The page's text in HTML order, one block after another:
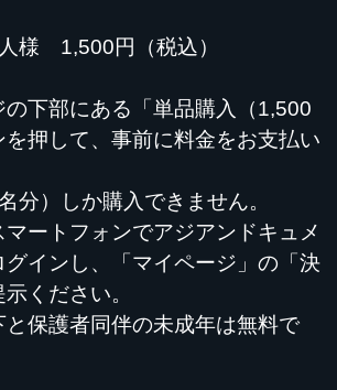
様 1,500円（税込）
下部にある「単品購入（1,500
を押して、事前に料金をお支払い
）しか購入できません。
ートフォンでアジアンドキュメ
グインし、「マイページ」の「決
ください。
保護者同伴の未成年は無料で